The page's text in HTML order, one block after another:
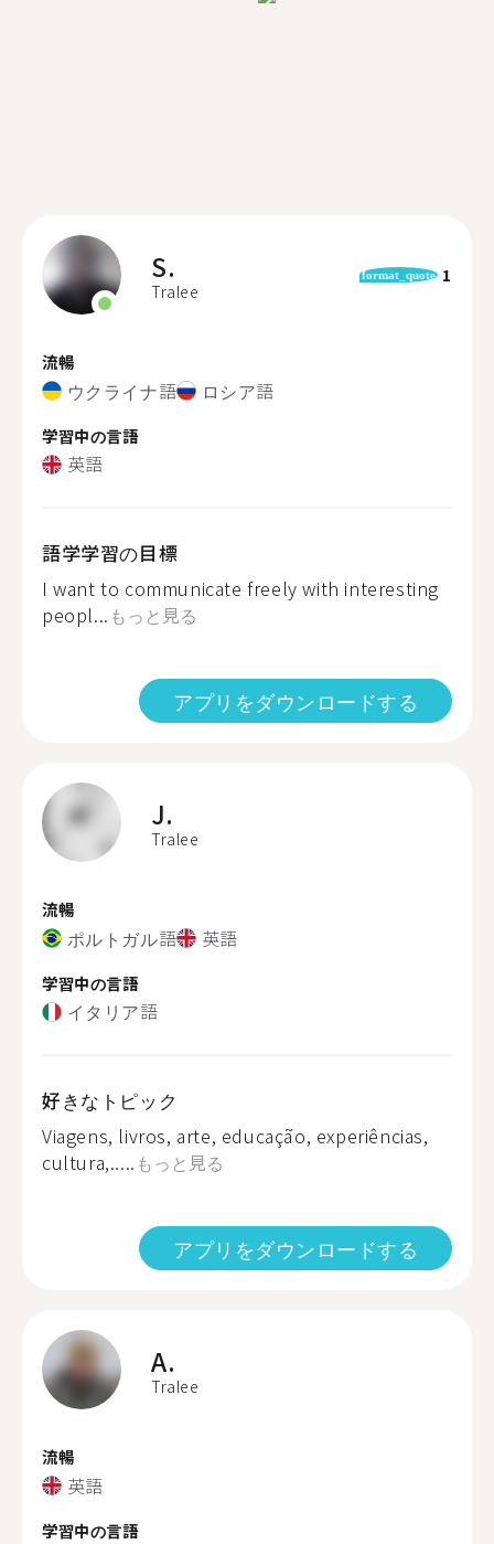
S.
Tralee
format_quote 1
流暢
ウクライナ語 ロシア語
学習中の言語
英語
語学学習の目標
I want to communicate freely with interesting
peopl... もっと見る
アプリをダウンロードする
J.
Tralee
流暢
ポルトガル語 英語
学習中の言語
イタリア語
好きなトピック
Viagens, livros, arte, educação, experiências,
cultura,..... もっと見る
アプリをダウンロードする
A.
Tralee
流暢
英語
学習中の言語